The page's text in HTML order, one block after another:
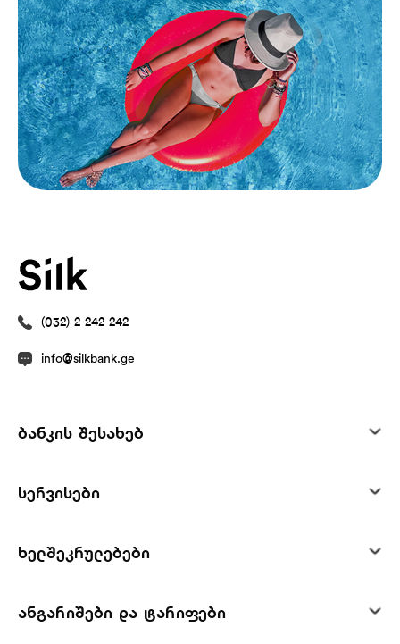
(032) 2 242 242
info@silkbank.ge
ბანკის შესახებ
სერვისები
ხელშეკრულებები
ანგარიშები და ტარიფები